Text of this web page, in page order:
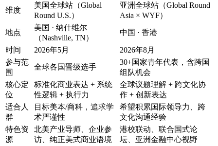
维度
美国全球站（Global
Round U.S.）
亚洲全球站（Global Round
Asia × WYF）
地点
美国 · 纳什维尔
（Nashville, TN）
中国 · 香港
时间 2026年5月
2026年8月
参与范
围
全球各国晋级选手
30+国家青年代表，含跨国
组队机会
核心定
位
标准化商业表达 + 系统
性逻辑 + 执行力
全球议题理解 + 跨文化协
作 + 创新表达
适合人
群
目标美本/商科，追求学
术严谨性
希望积累国际领导力、跨
文化沟通经验
特色资
源
北美产业导师、企业参
访、纯正美式商业语境
港校联动、联合国式论
坛、亚洲金融中心视野